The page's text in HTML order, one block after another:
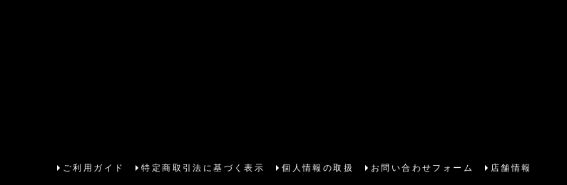
ご利用ガイド 特定商取引法に基づく表示 個人情報の取扱 お問い合わせフォーム 店舗情報